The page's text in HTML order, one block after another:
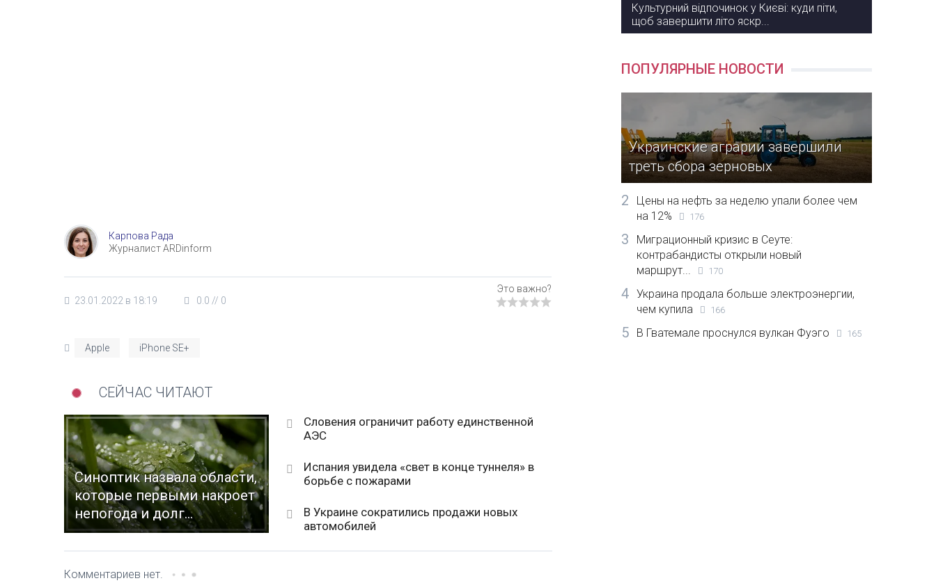
Карпова Рада
Журналист ARDinform
23.01.2022 в 18:19 0.0 // 0
Apple iPhone SE+
СЕЙЧАС ЧИТАЮТ
Синоптик назвала области,
которые первыми накроет
непогода и долг...
Словения ограничит работу единственной
АЭС
Испания увидела «свет в конце туннеля» в
борьбе с пожарами
В Украине сократились продажи новых
автомобилей
Комментариев нет.
Культурний відпочинок у Києві: куди піти,
щоб завершити літо яскр...
ПОПУЛЯРНЫЕ НОВОСТИ
Украинские аграрии завершили
треть сбора зерновых
2
Цены на нефть за неделю упали более чем
на 12%
176
3
Миграционный кризис в Сеуте:
контрабандисты открыли новый
маршрут...
170
4
Украина продала больше электроэнергии,
чем купила
166
5 В Гватемале проснулся вулкан Фуэго 165